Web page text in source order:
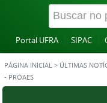
Portal UFRA SIPAC
PÁGINA INICIAL > ÚLTIMAS
- PROAES